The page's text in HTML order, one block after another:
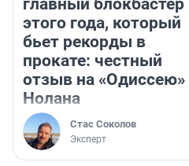
главный блокбастер
этого года, который
бьет рекорды в
прокате: честный
отзыв на «Одиссею»
Нолана
Стас Соколов
Эксперт